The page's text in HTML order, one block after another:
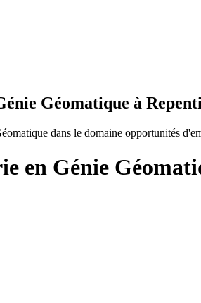
Géomatique à
dans le domaine opportunités
en Génie